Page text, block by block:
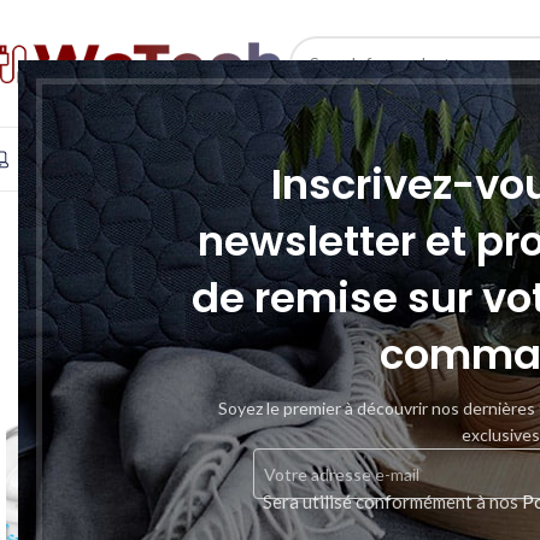
Inscrivez-
newsletter et
de remise sur
Soyez le premier à découvrir nos
exclusives
Sera utilisé conformément à nos
SELECT CATEGORY
INFORMATIQUE TÉLÉPHONIE & TABLETTE STOCKAGE
SOLD
OUT